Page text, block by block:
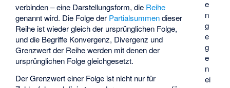
e
n
g
e
g
e
n
ei
verbinden – eine Darstellungsform, die Reihe
genannt wird. Die Folge der Partialsummendieser
Reihe ist wieder gleich der ursprünglichen Folge,
und die Begriffe Konvergenz, Divergenz und
Grenzwert der Reihe werden mit denen der
ursprünglichen Folge gleichgesetzt.
Der Grenzwert einer Folge ist nicht nur für